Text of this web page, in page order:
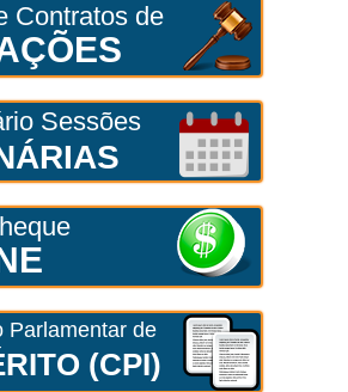
Contratos de
Sessões
Parlamentar de
(CPI)